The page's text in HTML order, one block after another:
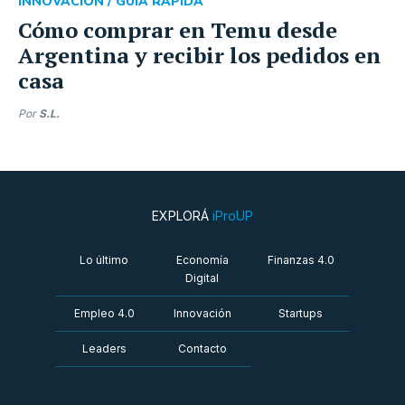
Cómo comprar en Temu desde
Argentina y recibir los pedidos en
casa
Por S.L.
EXPLORÁ iProUP
Lo último
Economía
Digital
Finanzas 4.0
Empleo 4.0 Innovación Startups
Leaders Contacto